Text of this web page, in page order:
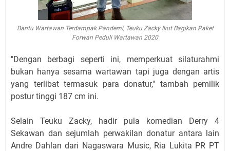
Bantu Wartawan Terdampak Pandemi, Teuku Zacky Ikut Bagikan Paket
Forwan Peduli Wartawan 2020
"Dengan berbagi seperti ini, memperkuat silaturahmi
bukan hanya sesama wartawan tapi juga dengan artis
yang terlibat termasuk para donatur," tambah pemilik
postur tinggi 187 cm ini.
Selain Teuku Zacky, hadir pula komedian Derry 4
Sekawan dan sejumlah perwakilan donatur antara lain
Andre Dahlan dari Nagaswara Music, Ria Lukita PR PT